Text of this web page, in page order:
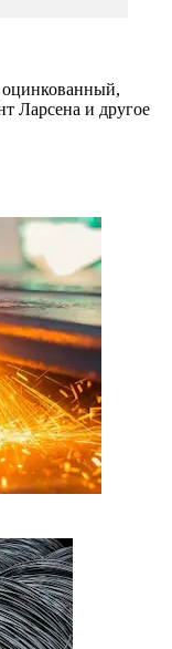
Ларсена и другое